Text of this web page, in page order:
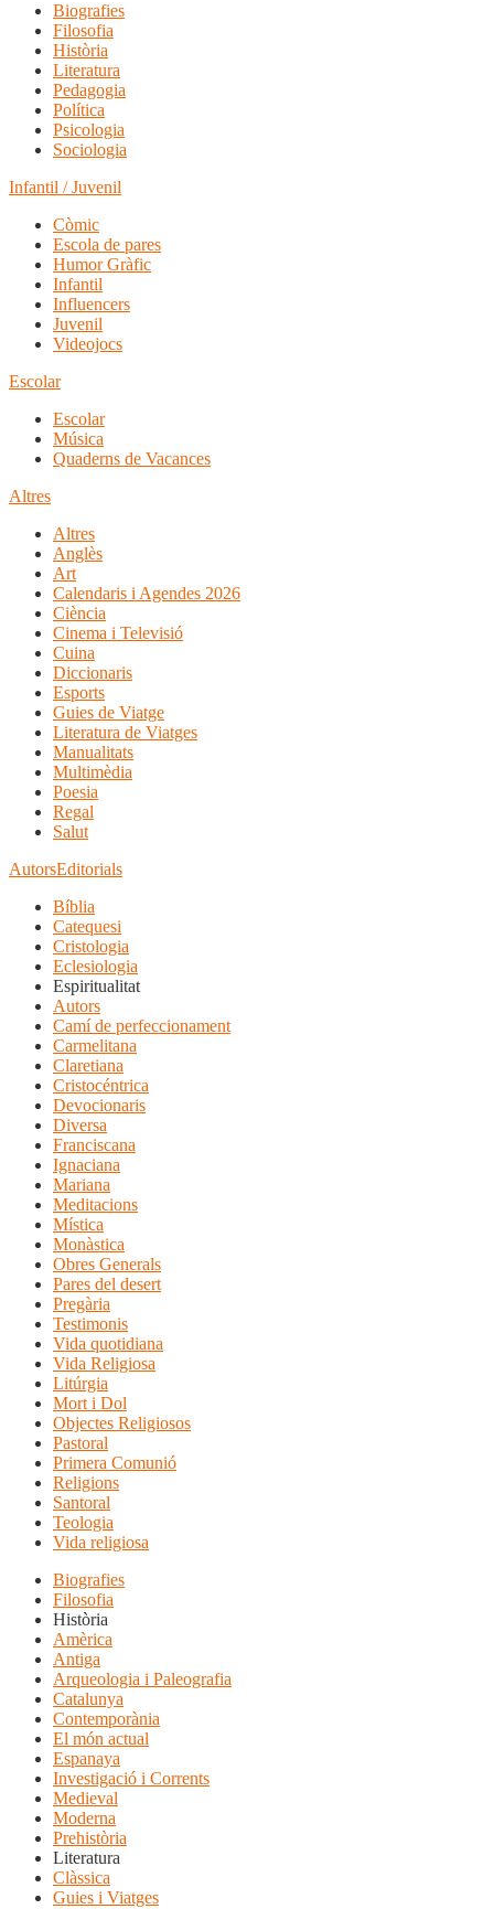
Biografies
Filosofia
Història
Literatura
Pedagogia
Política
Psicologia
Sociologia
Infantil / Juvenil
Còmic
Escola de pares
Humor Gràfic
Infantil
Influencers
Juvenil
Videojocs
Escolar
Escolar
Música
Quaderns de Vacances
Altres
Altres
Anglès
Art
Calendaris i Agendes 2026
Ciència
Cinema i Televisió
Cuina
Diccionaris
Esports
Guies de Viatge
Literatura de Viatges
Manualitats
Multimèdia
Poesia
Regal
Salut
AutorsEditorials
Bíblia
Catequesi
Cristologia
Eclesiologia
Espiritualitat
Autors
Camí de perfeccionament
Carmelitana
Claretiana
Cristocéntrica
Devocionaris
Diversa
Franciscana
Ignaciana
Mariana
Meditacions
Mística
Monàstica
Obres Generals
Pares del desert
Pregària
Testimonis
Vida quotidiana
Vida Religiosa
Litúrgia
Mort i Dol
Objectes Religiosos
Pastoral
Primera Comunió
Religions
Santoral
Teologia
Vida religiosa
Biografies
Filosofia
Història
Amèrica
Antiga
Arqueologia i Paleografia
Catalunya
Contemporània
El món actual
Espanaya
Investigació i Corrents
Medieval
Moderna
Prehistòria
Literatura
Clàssica
Guies i Viatges